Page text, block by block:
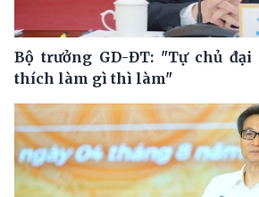
Bộ trưởng GD-ĐT: "Tự chủ
thích làm gì thì làm"